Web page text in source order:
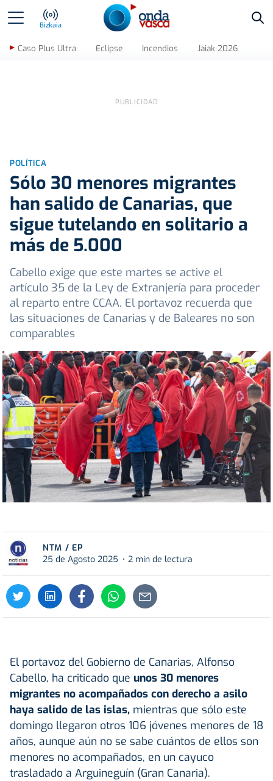
Bizkaia
Caso Plus Ultra Eclipse Incendios Jaiak 2026
POLÍTICA
Sólo 30 menores migrantes
han salido de Canarias, que
sigue tutelando en solitario a
más de 5.000
Cabello exige que este martes se active el
artículo 35 de la Ley de Extranjería para proceder
al reparto entre CCAA. El portavoz recuerda que
las situaciones de Canarias y de Baleares no son
comparables
NTM / EP
25 de Agosto 2025
2 min de lectura
El portavoz del Gobierno de Canarias, Alfonso
Cabello, ha criticado que unos 30 menores
migrantes no acompañados con derecho a asilo
haya salido de las islas, mientras que sólo este
domingo llegaron otros 106 jóvenes menores de 18
años, aunque aún no se sabe cuántos de ellos son
menores no acompañados, en un cayuco
trasladado a Arguineguín (Gran Canaria).